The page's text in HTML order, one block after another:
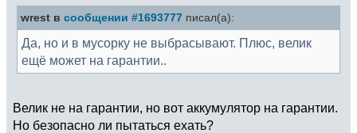
wrest в сообщении #1693777 писал(а):
Да, но и в мусорку не выбрасывают. Плюс, велик
ещё может на гарантии..
Велик не на гарантии, но вот аккумулятор на гарантии.
Но безопасно ли пытаться ехать?